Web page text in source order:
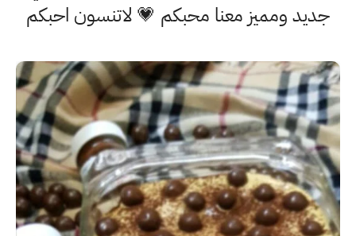
جديد ومميز معنا محبكم 💗 لاتنسون احبكم